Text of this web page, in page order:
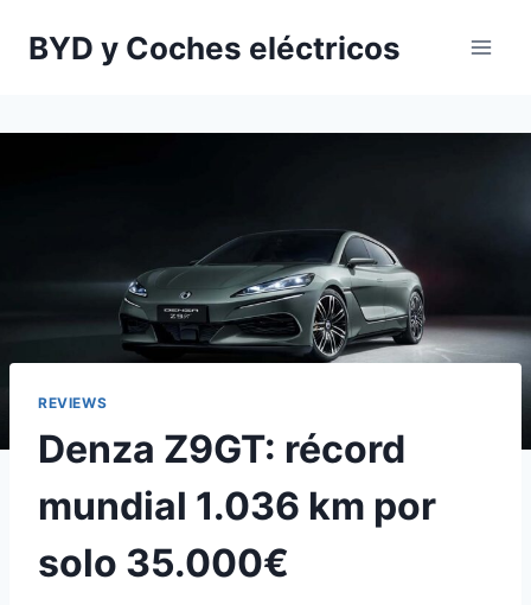
BYD y Coches eléctricos
REVIEWS
Denza Z9GT: récord
mundial 1.036 km por
solo 35.000€